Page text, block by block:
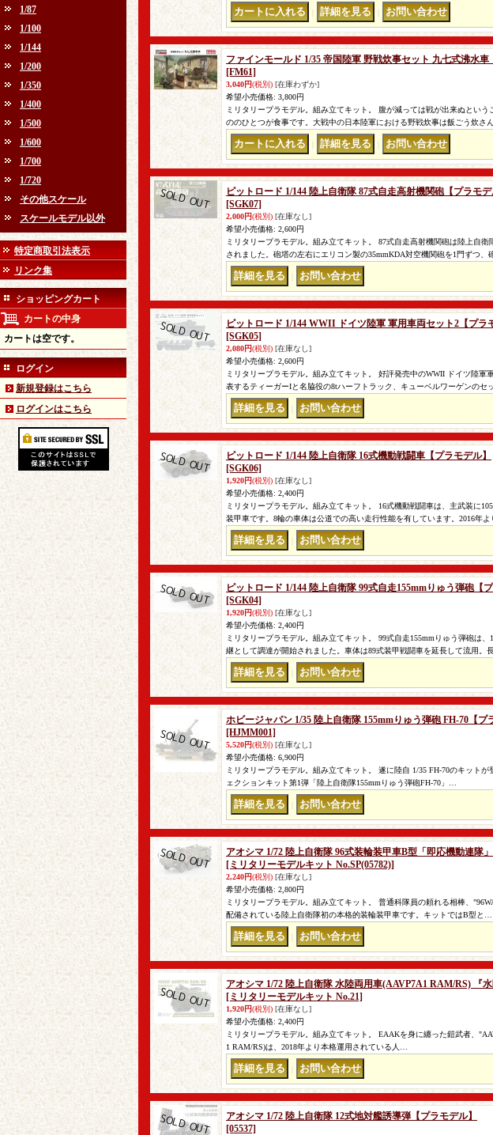
1/87
1/100
1/144
1/200
1/350
1/400
1/500
1/600
1/700
1/720
その他スケール
スケールモデル以外
特定商取引法表示
リンク集
ショッピングカート
カートの中身
カートは空です。
ログイン
新規登録はこちら
ログインはこちら
ファインモールド 1/35 帝国陸軍 野戦炊事セット 九七式沸水車
[FM61]
3,040円(税別) [在庫わずか]
希望小売価格: 3,800円
ミリタリープラモデル。組み立てキット。 腹が減っては戦が出来ぬとい
ののひとつが食事です。大戦中の日本陸軍における野戦炊事は飯ごう炊さ
ピットロード 1/144 陸上自衛隊 87式自走高射機関砲【プラモデ
[SGK07]
2,000円(税別) [在庫なし]
希望小売価格: 2,600円
ミリタリープラモデル。組み立てキット。 87式自走高射機関砲は陸上自
されました。砲塔の左右にエリコン製の35mmKDA対空機関砲を1門ずつ、
ピットロード 1/144 WWII ドイツ陸軍 軍用車両セット2【プラ
[SGK05]
2,080円(税別) [在庫なし]
希望小売価格: 2,600円
ミリタリープラモデル。組み立てキット。 好評発売中のWWII ドイツ陸軍
表するティーガーIと名脇役の8tハーフトラック、キューベルワーゲンのセ
ピットロード 1/144 陸上自衛隊 16式機動戦闘車【プラモデル】
[SGK06]
1,920円(税別) [在庫なし]
希望小売価格: 2,400円
ミリタリープラモデル。組み立てキット。 16式機動戦闘車は、主武装に
装甲車です。8輪の車体は公道での高い走行性能を有しています。2016年よ
ピットロード 1/144 陸上自衛隊 99式自走155mmりゅう弾砲【プ
[SGK04]
1,920円(税別) [在庫なし]
希望小売価格: 2,400円
ミリタリープラモデル。組み立てキット。 99式自走155mmりゅう弾砲は、
継として調達が開始されました。車体は89式装甲戦闘車を延長して流用。
ホビージャパン 1/35 陸上自衛隊 155mmりゅう弾砲 FH-70【プ
[HJMM001]
5,520円(税別) [在庫なし]
希望小売価格: 6,900円
ミリタリープラモデル。組み立てキット。 遂に陸自 1/35 FH-70のキット
ェクションキット第1弾「陸上自衛隊155mmりゅう弾砲FH-70」…
アオシマ 1/72 陸上自衛隊 96式装輪装甲車B型「即応機動連隊」
[ミリタリーモデルキット No.SP(05782)]
2,240円(税別) [在庫なし]
希望小売価格: 2,800円
ミリタリープラモデル。組み立てキット。 普通科隊員の頼れる相棒、
配備されている陸上自衛隊初の本格的装輪装甲車です。キットではB型と…
アオシマ 1/72 陸上自衛隊 水陸両用車(AAVP7A1 RAM/RS) 『
[ミリタリーモデルキット No.21]
1,920円(税別) [在庫なし]
希望小売価格: 2,400円
ミリタリープラモデル。組み立てキット。 EAAKを身に纏った鎧武者、
1 RAM/RS)は、2018年より本格運用されている人…
アオシマ 1/72 陸上自衛隊 12式地対艦誘導弾【プラモデル】
[05537]